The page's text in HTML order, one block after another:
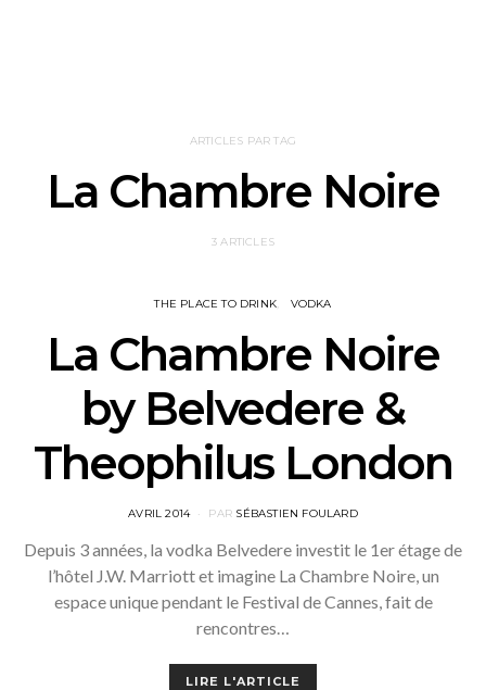
ARTICLES PAR TAG
La Chambre Noire
3 ARTICLES
THE PLACE TO DRINK VODKA
La Chambre Noire
by Belvedere &
Theophilus London
POSTED
AVRIL 2014 PAR SÉBASTIEN FOULARD
Depuis 3 années, la vodka Belvedere investit le 1er étage de
l’hôtel J.W. Marriott et imagine La Chambre Noire, un
espace unique pendant le Festival de Cannes, fait de
rencontres…
LIRE L'ARTICLE